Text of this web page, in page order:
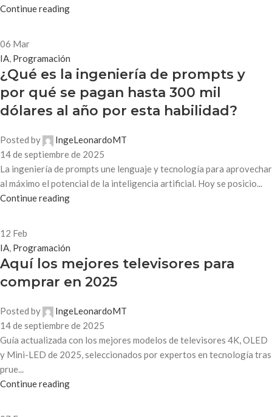
Continue reading
06 Mar
IA, Programación
¿Qué es la ingeniería de prompts y
por qué se pagan hasta 300 mil
dólares al año por esta habilidad?
Posted by
IngeLeonardoMT
14 de septiembre de 2025
La ingeniería de prompts une lenguaje y tecnología para aprovechar
al máximo el potencial de la inteligencia artificial. Hoy se posicio...
Continue reading
12 Feb
IA, Programación
Aquí los mejores televisores para
comprar en 2025
Posted by
IngeLeonardoMT
14 de septiembre de 2025
Guía actualizada con los mejores modelos de televisores 4K, OLED
y Mini-LED de 2025, seleccionados por expertos en tecnología tras
prue...
Continue reading